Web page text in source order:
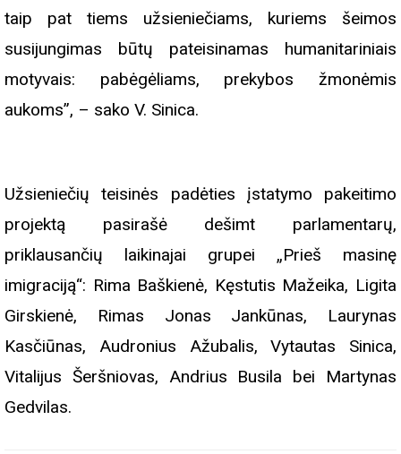
taip pat tiems užsieniečiams, kuriems šeimos
susijungimas būtų pateisinamas humanitariniais
motyvais: pabėgėliams, prekybos žmonėmis
aukoms”, – sako V. Sinica.
Užsieniečių teisinės padėties įstatymo pakeitimo
projektą pasirašė dešimt parlamentarų,
priklausančių laikinajai grupei „Prieš masinę
imigraciją“: Rima Baškienė, Kęstutis Mažeika, Ligita
Girskienė, Rimas Jonas Jankūnas, Laurynas
Kasčiūnas, Audronius Ažubalis, Vytautas Sinica,
Vitalijus Šeršniovas, Andrius Busila bei Martynas
Gedvilas.